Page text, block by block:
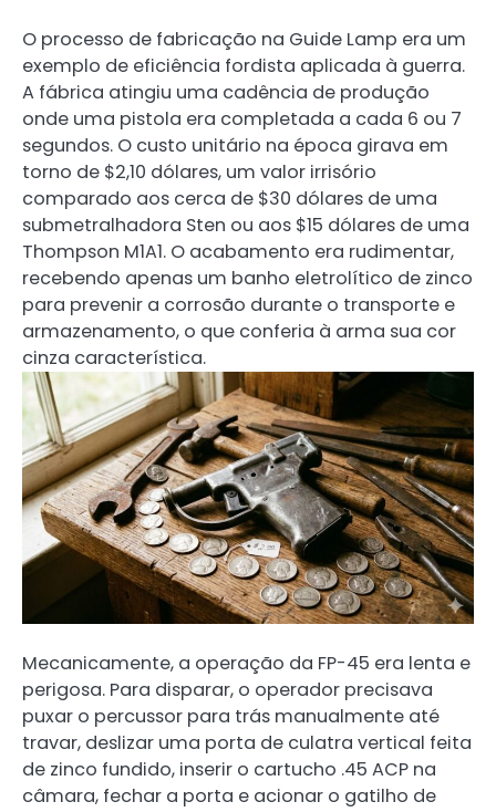
O processo de fabricação na Guide Lamp era um
exemplo de eficiência fordista aplicada à guerra.
A fábrica atingiu uma cadência de produção
onde uma pistola era completada a cada 6 ou 7
segundos. O custo unitário na época girava em
torno de $2,10 dólares, um valor irrisório
comparado aos cerca de $30 dólares de uma
submetralhadora Sten ou aos $15 dólares de uma
Thompson M1A1. O acabamento era rudimentar,
recebendo apenas um banho eletrolítico de zinco
para prevenir a corrosão durante o transporte e
armazenamento, o que conferia à arma sua cor
cinza característica.
Mecanicamente, a operação da FP-45 era lenta e
perigosa. Para disparar, o operador precisava
puxar o percussor para trás manualmente até
travar, deslizar uma porta de culatra vertical feita
de zinco fundido, inserir o cartucho .45 ACP na
câmara, fechar a porta e acionar o gatilho de